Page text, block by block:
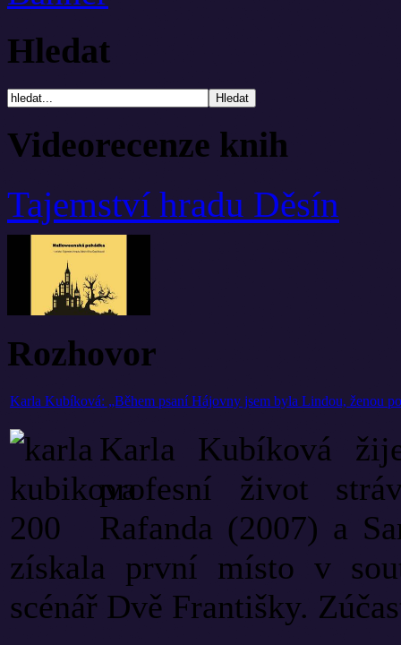
Hledat
Videorecenze knih
Tajemství hradu Děsín
Rozhovor
Karla Kubíková: „Během psaní Hájovny jsem byla Lindou, ženou
Karla Kubíková
profesní život
Rafanda (2007) a
získala první místo v
scénář Dvě Františky.